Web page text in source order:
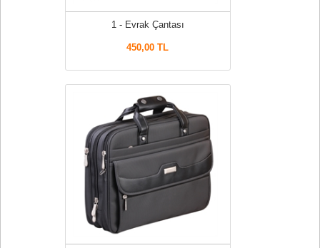
1 - Evrak Çantası
450,00 TL